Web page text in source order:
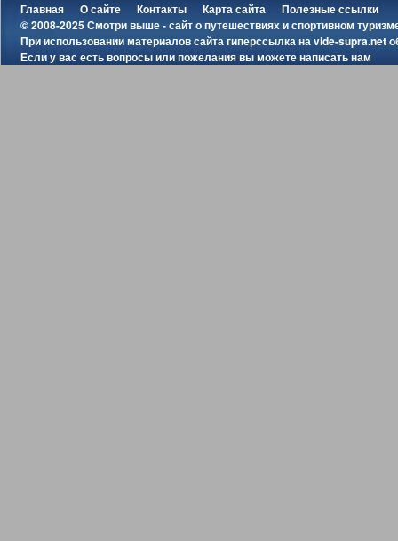
Главная О сайте Контакты Карта сайта
Полезные ссылки
© 2008-2025 Смотри выше - сайт о путешествиях и спортивном
При использовании материалов сайта гиперссылка наvide-supra.net
Если у вас есть вопросы или пожелания вы можетенаписать нам